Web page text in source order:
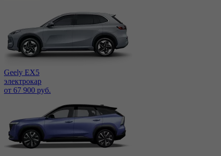
Geely EX5
электрокар
от 67 900 руб.